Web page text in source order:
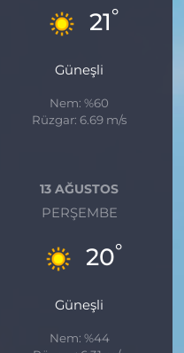
21°
Güneşli
Nem: %60
Rüzgar: 6.69 m/s
13 AĞUSTOS
PERŞEMBE
20°
Güneşli
Nem: %44